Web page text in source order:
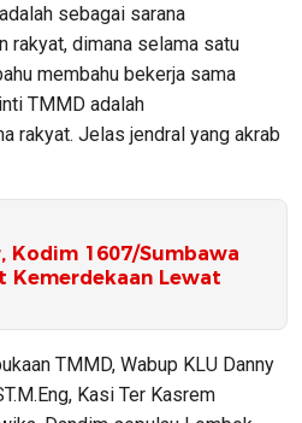
sebagai sarana
rakyat, dimana selama satu
membahu bekerja sama
TMMD adalah
rakyat. Jelas jendral yang akrab
Kodim 1607/Sumbawa
Kemerdekaan Lewat
TMMD, Wabup KLU Danny
Kasi Ter Kasrem